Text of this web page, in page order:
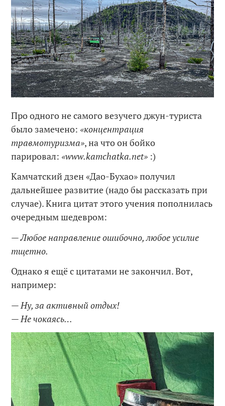
Про одного не самого везучего джун-туриста
было замечено: «концентрация
травмотуризма», на что он бойко
парировал: «www.kamchatka.net» :)
Камчатский дзен «Дао-Бухао» получил
дальнейшее развитие (надо бы рассказать при
случае). Книга цитат этого учения пополнилась
очередным шедевром:
— Любое направление ошибочно, любое усилие
тщетно.
Однако я ещё с цитатами не закончил. Вот,
например:
— Ну, за активный отдых!
— Не чокаясь…